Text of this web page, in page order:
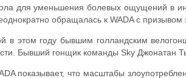
для уменьшения болевых ощущений в
обращалась к WADA с призывом
в этом году бывшим голландским
Бывший гонщик команды Sky Джонатан
показывает, что масштабы